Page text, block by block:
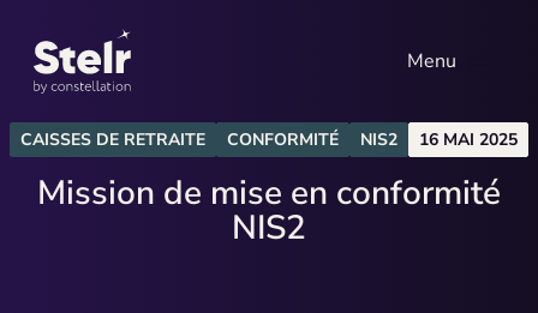
Menu
Expertises
EXPERTISES
Technologie
CAISSES DE RETRAITE CONFORMITÉ NIS2 16 MAI 2025
Mission de mise en conformité
NIS2